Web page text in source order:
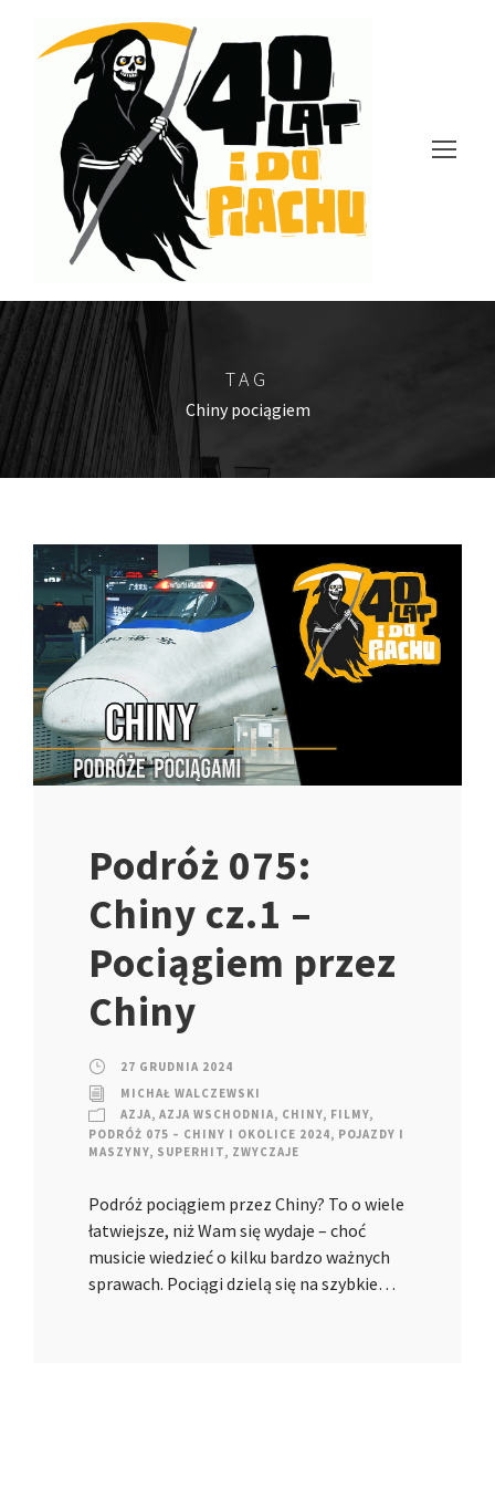
TAG
Chiny pociągiem
Podróż 075:
Chiny cz.1 –
Pociągiem przez
Chiny
27 GRUDNIA 2024
MICHAŁ WALCZEWSKI
AZJA, AZJA WSCHODNIA, CHINY, FILMY,
PODRÓŻ 075 – CHINY I OKOLICE 2024, POJAZDY I
MASZYNY, SUPERHIT, ZWYCZAJE
Podróż pociągiem przez Chiny? To o wiele
łatwiejsze, niż Wam się wydaje – choć
musicie wiedzieć o kilku bardzo ważnych
sprawach. Pociągi dzielą się na szybkie…